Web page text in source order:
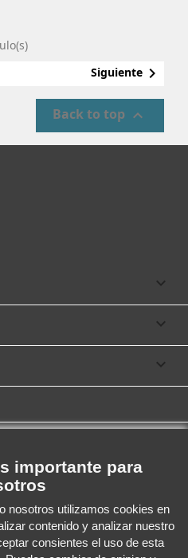
Siguiente
Back to top 



importante para
nosotros utilizamos cookies en
contenido y analizar nuestro
consientes el uso de esta